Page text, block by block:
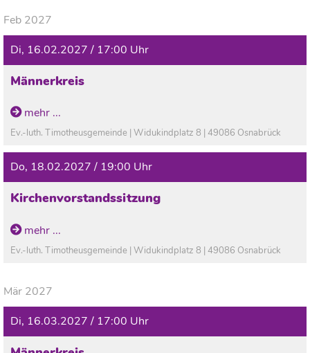
Feb 2027
Di, 16.02.2027 / 17:00 Uhr
Männerkreis
mehr ...
Ev.-luth. Timotheusgemeinde | Widukindplatz 8 | 49086 Osnabrück
Do, 18.02.2027 / 19:00 Uhr
Kirchenvorstandssitzung
mehr ...
Ev.-luth. Timotheusgemeinde | Widukindplatz 8 | 49086 Osnabrück
Mär 2027
Di, 16.03.2027 / 17:00 Uhr